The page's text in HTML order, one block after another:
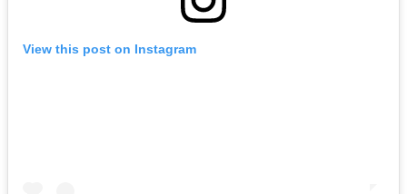
View this post on Instagram